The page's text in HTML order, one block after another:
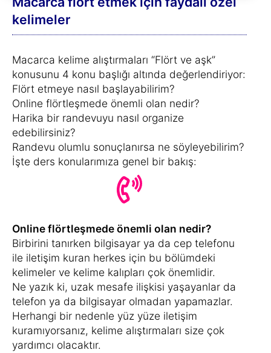
kelimeler
Macarca kelime alıştırmaları “Flört ve aşk”
konusunu 4 konu başlığı altında değerlendiriyor:
Flört etmeye nasıl başlayabilirim?
Online flörtleşmede önemli olan nedir?
Harika bir randevuyu nasıl organize
edebilirsiniz?
Randevu olumlu sonuçlanırsa ne söyleyebilirim?
İşte ders konularımıza genel bir bakış:
Online flörtleşmede önemli olan nedir?
Birbirini tanırken bilgisayar ya da cep telefonu
ile iletişim kuran herkes için bu bölümdeki
kelimeler ve kelime kalıpları çok önemlidir.
Ne yazık ki, uzak mesafe ilişkisi yaşayanlar da
telefon ya da bilgisayar olmadan yapamazlar.
Herhangi bir nedenle yüz yüze iletişim
kuramıyorsanız, kelime alıştırmaları size çok
yardımcı olacaktır.